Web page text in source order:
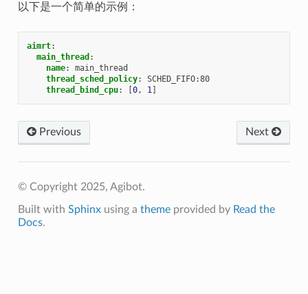
以下是一个简单的示例：
aimrt:
main_thread :
name:
main_thread
thread_sched_policy:
SCHED_FIFO:80
thread_bind_cpu: [0, 1]
Previous Next
© Copyright 2025, Agibot.
Built with Sphinxusing a themeprovided by Read the
Docs.